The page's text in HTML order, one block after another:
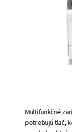
Multifunkčné
potrebujú tlač,